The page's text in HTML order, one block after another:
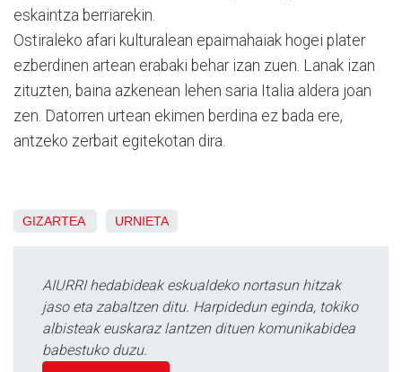
eskaintza berriarekin.
Ostiraleko afari kulturalean epaimahaiak hogei plater
ezberdinen artean erabaki behar izan zuen. Lanak izan
zituzten, baina azkenean lehen saria Italia aldera joan
zen. Datorren urtean ekimen berdina ez bada ere,
antzeko zerbait egitekotan dira.
GIZARTEA URNIETA
AIURRI hedabideak eskualdeko nortasun hitzak
jaso eta zabaltzen ditu. Harpidedun eginda, tokiko
albisteak euskaraz lantzen dituen komunikabidea
babestuko duzu.